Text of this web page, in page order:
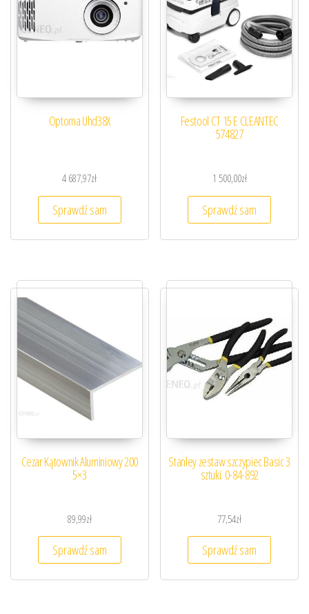
Optoma Uhd38X
4 687,97zł
Sprawdź sam
Festool CT 15 E CLEANTEC
574827
1 500,00zł
Sprawdź sam
Cezar Kątownik Aluminiowy 200
5×3
89,99zł
Sprawdź sam
Stanley zestaw szczypiec Basic 3
sztuki. 0-84-892
77,54zł
Sprawdź sam